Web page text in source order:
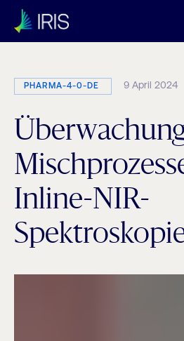
PHARMA-4-0-DE 9 April 2024
Inline-NIR-